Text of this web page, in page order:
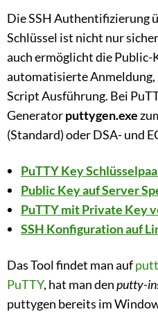
Die SSH Authentifizierung
Schlüssel ist nicht nur
auch ermöglicht die
automatisierte Anmeldung,
Script Ausführung. Bei
Generatorputtygen.exe
(Standard) oder DSA- und
PuTTY Key
Public Key auf Server
PuTTY mit Private Key
SSH Konfiguration auf
Das Tool findet man auf
PuTTY, hat man denputty-
puttygen bereits im